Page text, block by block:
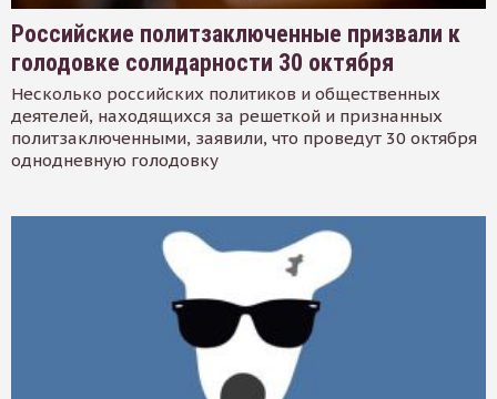
Российские политзаключенные призвали к
голодовке солидарности 30 октября
Несколько российских политиков и общественных
деятелей, находящихся за решеткой и признанных
политзаключенными, заявили, что проведут 30 октября
однодневную голодовку